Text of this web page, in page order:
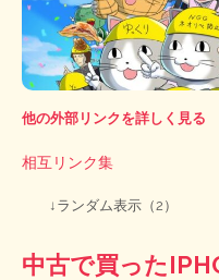
他の外部リンクを詳しく見る
相互リンク集
↓ランダム表示（2）
中古で買った